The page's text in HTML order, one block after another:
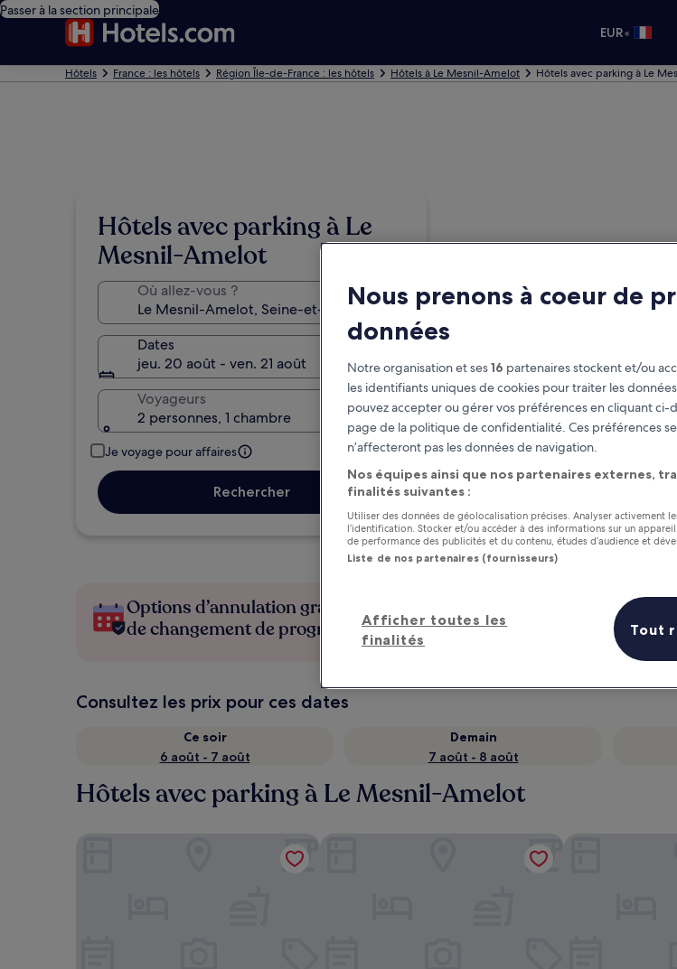
Passer à la section principale
EUR•
Hôtels France : les hôtels Région Île-de-France : les hôtels Hôtels à Le Mesnil-Amelot Hôtels avec parking à Le
Hôtels avec parking à Le
Mesnil-Amelot
Où allez-vous ?
Dates
jeu. 20 août - ven. 21 août
Voyageurs
2 personnes, 1 chambre
Je voyage pour affaires
Rechercher
Options d’annulation gratuite en cas
de changement de programme
Gagnez des
chaque nuit séjournée
Consultez les prix pour ces dates
Ce soir
6 août - 7 août
Demain
7 août - 8 août
Hôtels avec parking à Le Mesnil-Amelot
The Jangle Hotel - Paris - Charles de Gaulle - Airport Geographotel
Nous prenons à coeur de
données
Notre organisation et ses16 partenaires stockent et/ou
les identifiants uniques de cookies pour traiter les
pouvez accepter ou gérer vos préférences en cliquant ci-
page de la politique de confidentialité. Ces préférences
n’affecteront pas les données de navigation.
Nos équipes ainsi que nos partenaires externes,
finalités suivantes :
Utiliser des données de géolocalisation précises. Analyser activement
l’identification. Stocker et/ou accéder à des informations sur un
de performance des publicités et du contenu, études d’audience et
Liste de nos partenaires (fournisseurs)
Afficher toutes les
finalités
Tout